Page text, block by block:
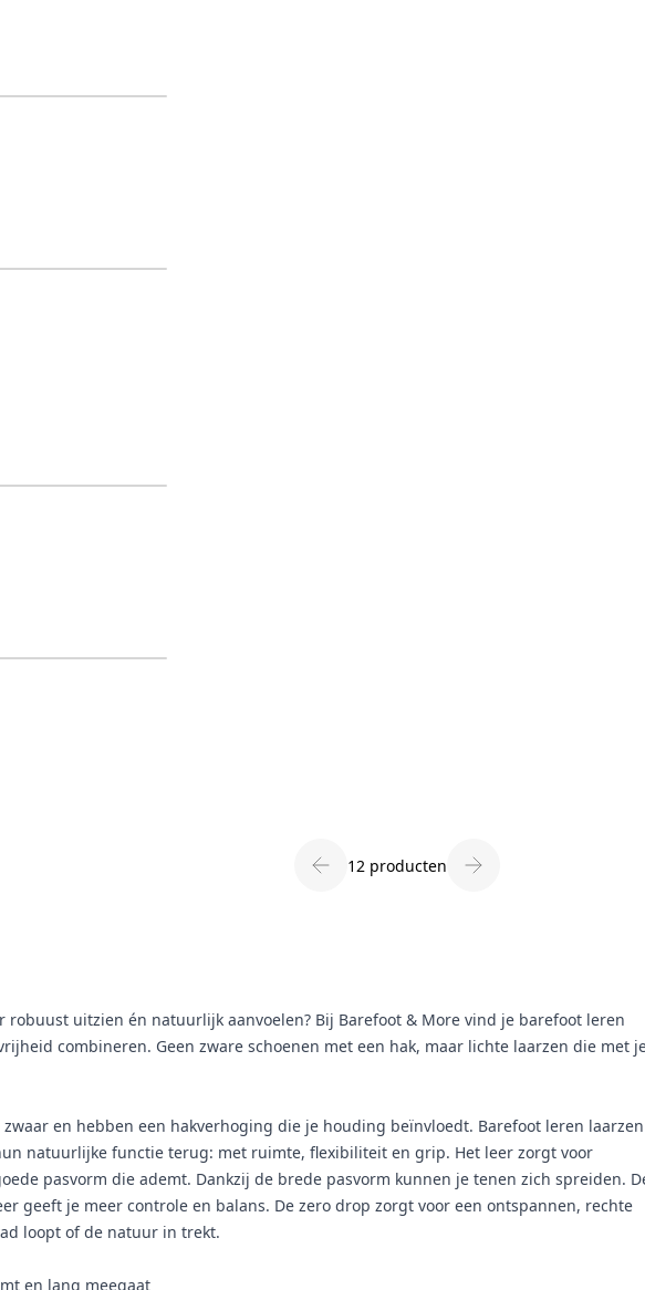
12 producten
robuust uitzien én natuurlijk aanvoelen? Bij Barefoot & More vind je barefoot leren
combineren. Geen zware schoenen met een hak, maar lichte laarzen die met
en hebben een hakverhoging die je houding beïnvloedt. Barefoot leren laarzen
natuurlijke functie terug: met ruimte, flexibiliteit en grip. Het leer zorgt voor
pasvorm die ademt. Dankzij de brede pasvorm kunnen je tenen zich spreiden.
geeft je meer controle en balans. De zero drop zorgt voor een ontspannen, rechte
loopt of de natuur in trekt.
en lang meegaat